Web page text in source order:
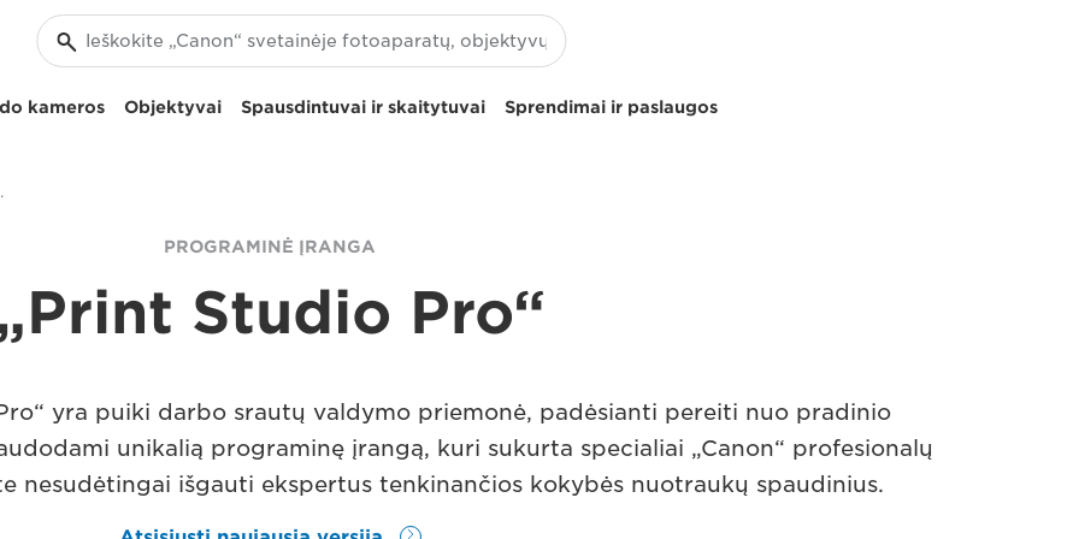
kameros Objektyvai Spausdintuvai ir skaitytuvai Sprendimai ir paslaugos
PROGRAMINĖ ĮRANGA
Studio Pro“
yra puiki darbo srautų valdymo priemonė, padėsianti pereiti nuo pradinio
unikalią programinę įrangą, kuri sukurta specialiai „Canon“ profesionalų
nesudėtingai išgauti ekspertus tenkinančios kokybės nuotraukų spaudinius.